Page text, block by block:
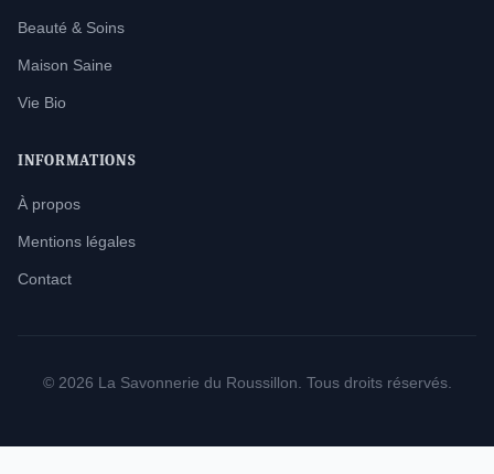
Beauté & Soins
Maison Saine
Vie Bio
INFORMATIONS
À propos
Mentions légales
Contact
© 2026 La Savonnerie du Roussillon. Tous droits réservés.